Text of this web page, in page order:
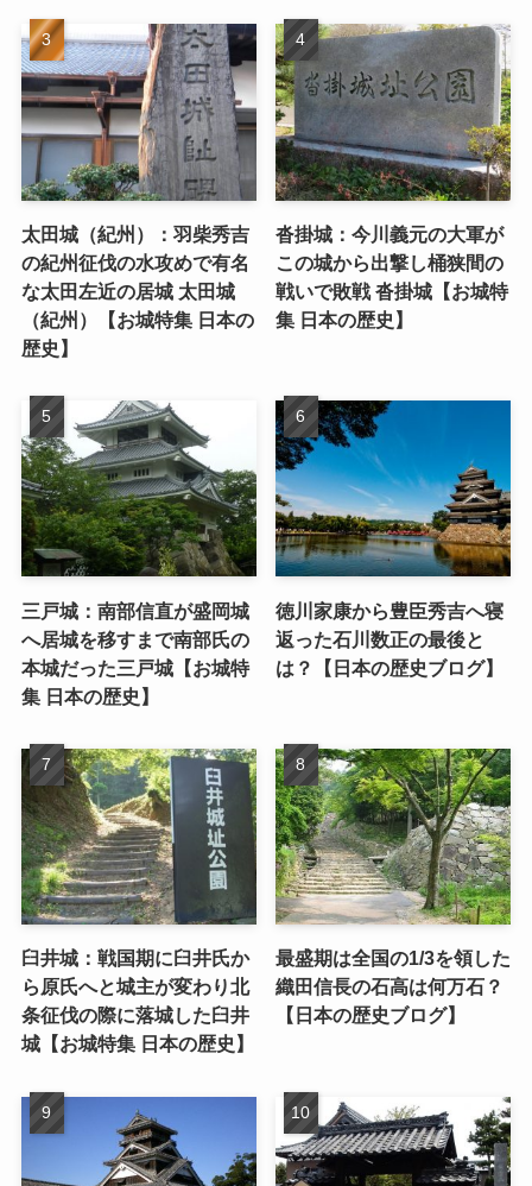
太田城（紀州）：羽柴秀吉
の紀州征伐の水攻めで有名
な太田左近の居城 太田城
（紀州）【お城特集 日本の
歴史】
沓掛城：今川義元の大軍が
この城から出撃し桶狭間の
戦いで敗戦 沓掛城【お城特
集 日本の歴史】
三戸城：南部信直が盛岡城
へ居城を移すまで南部氏の
本城だった三戸城【お城特
集 日本の歴史】
徳川家康から豊臣秀吉へ寝
返った石川数正の最後と
は？【日本の歴史ブログ】
臼井城：戦国期に臼井氏か
ら原氏へと城主が変わり北
条征伐の際に落城した臼井
城【お城特集 日本の歴史】
最盛期は全国の1/3を領した
織田信長の石高は何万石？
【日本の歴史ブログ】